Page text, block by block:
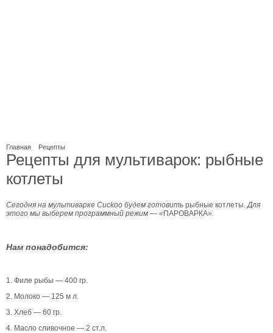
Главная Рецепты
Рецепты для мультиварок: рыбные
котлеты
Сегодня на мультиварке Cuckoo будем готовить рыбные котлеты.Для
этого мы выберем программный режим — «ПАРОВАРКА».
Нам понадобится:
1. Филе рыбы — 400 гр.
2. Молоко — 125 м л.
3. Хлеб — 60 гр.
4. Масло сливочное — 2 ст.л.